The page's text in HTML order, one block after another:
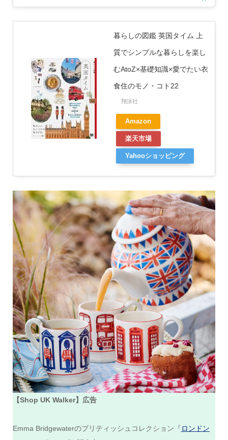
暮らしの図鑑 英国タイム 上
質でシンプルな暮らしを楽し
むAtoZ×基礎知識×愛でたい衣
食住のモノ・コト22
翔泳社
Amazon
楽天市場
Yahooショッピング
【Shop UK Walker】広告
Emma Bridgewaterのブリティッシュコレクション『ロンドン